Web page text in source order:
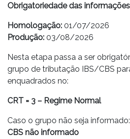
Obrigatoriedade das
Homologação: 01/07/2026
Produção: 03/08/2026
Nesta etapa passa a ser
grupo de tributação IBS/CBS
enquadrados no:
CRT = 3 – Regime Normal
Caso o grupo não seja informado:
CBS não informado